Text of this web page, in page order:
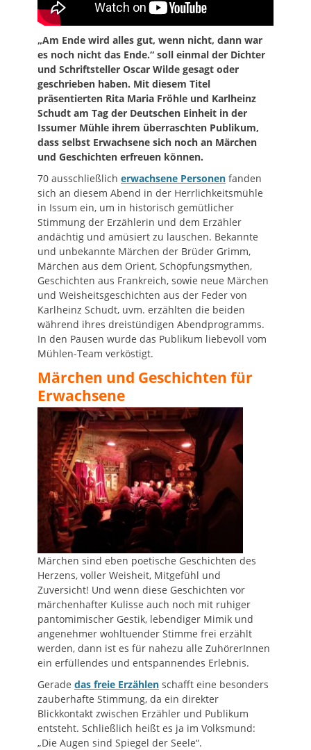
„Am Ende wird alles gut, wenn nicht, dann war
es noch nicht das Ende.“ soll einmal der Dichter
und Schriftsteller Oscar Wilde gesagt oder
geschrieben haben. Mit diesem Titel
präsentierten Rita Maria Fröhle und Karlheinz
Schudt am Tag der Deutschen Einheit in der
Issumer Mühle ihrem überraschten Publikum,
dass selbst Erwachsene sich noch an Märchen
und Geschichten erfreuen können.
70 ausschließlich erwachsene Personen fanden
sich an diesem Abend in der Herrlichkeitsmühle
in Issum ein, um in historisch gemütlicher
Stimmung der Erzählerin und dem Erzähler
andächtig und amüsiert zu lauschen. Bekannte
und unbekannte Märchen der Brüder Grimm,
Märchen aus dem Orient, Schöpfungsmythen,
Geschichten aus Frankreich, sowie neue Märchen
und Weisheitsgeschichten aus der Feder von
Karlheinz Schudt, uvm. erzählten die beiden
während ihres dreistündigen Abendprogramms.
In den Pausen wurde das Publikum liebevoll vom
Mühlen-Team verköstigt.
Märchen und Geschichten für
Erwachsene
Märchen sind eben poetische Geschichten des
Herzens, voller Weisheit, Mitgefühl und
Zuversicht! Und wenn diese Geschichten vor
märchenhafter Kulisse auch noch mit ruhiger
pantomimischer Gestik, lebendiger Mimik und
angenehmer wohltuender Stimme frei erzählt
werden, dann ist es für nahezu alle ZuhörerInnen
ein erfüllendes und entspannendes Erlebnis.
Gerade das freie Erzählen schafft eine besonders
zauberhafte Stimmung, da ein direkter
Blickkontakt zwischen Erzähler und Publikum
entsteht. Schließlich heißt es ja im Volksmund:
„Die Augen sind Spiegel der Seele“.